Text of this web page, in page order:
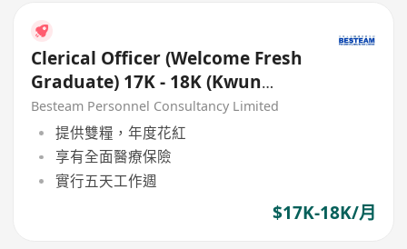
Clerical Officer (Welcome Fresh
Graduate) 17K - 18K (Kwun
Tong) 5 Days
Besteam Personnel Consultancy Limited
提供雙糧，年度花紅
享有全面醫療保險
實行五天工作週
$17K-18K/月